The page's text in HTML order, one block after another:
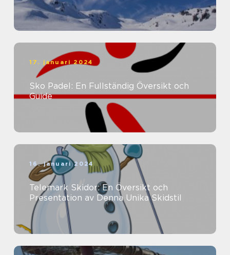
17. januari 2024
Sko Padel: En Fullständig Översikt och
Guide
16. januari 2024
Telemark Skidor: En Översikt och
Presentation av Denna Unika Skidstil